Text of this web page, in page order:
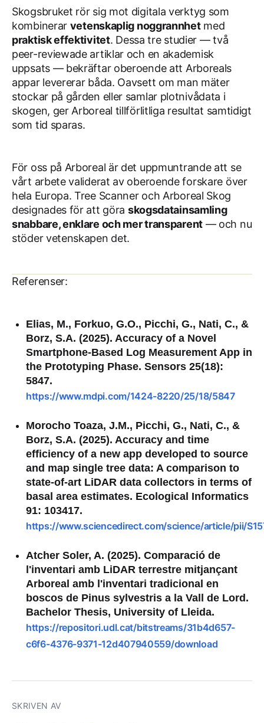
Skogsbruket rör sig mot digitala verktyg som
kombinerar vetenskaplig noggrannhetmed
praktisk effektivitet. Dessa tre studier — två
peer-reviewade artiklar och en akademisk
uppsats — bekräftar oberoende att Arboreals
appar levererar båda. Oavsett om man mäter
stockar på gården eller samlar plotnivådata i
skogen, ger Arboreal tillförlitliga resultat samtidigt
som tid sparas.
För oss på Arboreal är det uppmuntrande att se
vårt arbete validerat av oberoende forskare över
hela Europa. Tree Scanner och Arboreal Skog
designades för att göra skogsdatainsamling
snabbare, enklare och mer transparent— och nu
stöder vetenskapen det.
Referenser:
Elias, M., Forkuo, G.O., Picchi, G., Nati, C., &
Borz, S.A. (2025). Accuracy of a Novel
Smartphone-Based Log Measurement App in
the Prototyping Phase. Sensors 25(18):
5847.
https://www.mdpi.com/1424-8220/25/18/5847
Morocho Toaza, J.M., Picchi, G., Nati, C., &
Borz, S.A. (2025). Accuracy and time
efficiency of a new app developed to source
and map single tree data: A comparison to
state-of-art LiDAR data collectors in terms of
basal area estimates. Ecological Informatics
91: 103417.
https://www.sciencedirect.com/science/article/pii/
Atcher Soler, A. (2025). Comparació de
l'inventari amb LiDAR terrestre mitjançant
Arboreal amb l'inventari tradicional en
boscos de Pinus sylvestris a la Vall de Lord .
Bachelor Thesis, University of Lleida.
https://repositori.udl.cat/bitstreams/31b4d657-
c6f6-4376-9371-12d407940559/download
SKRIVEN AV